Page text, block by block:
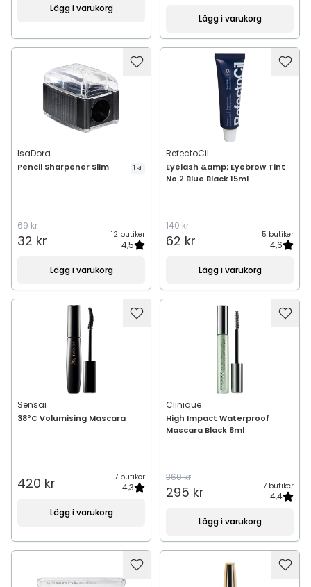
Lägg i varukorg
Lägg i varukorg
IsaDora
Pencil Sharpener Slim 1 st
69 kr
32 kr 12 butiker
4,5
Lägg i varukorg
RefectoCil
Eyelash &amp; Eyebrow Tint
No.2 Blue Black 15ml
140 kr
62 kr 5 butiker
4,6
Lägg i varukorg
Sensai
38ºC Volumising Mascara
420 kr 7 butiker
4,3
Lägg i varukorg
Clinique
High Impact Waterproof
Mascara Black 8ml
360 kr
295 kr 7 butiker
4,4
Lägg i varukorg